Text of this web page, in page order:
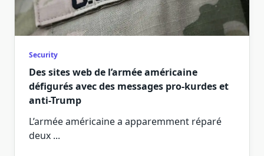
Security
Des sites web de l’armée américaine
défigurés avec des messages pro-kurdes et
anti-Trump
L’armée américaine a apparemment réparé
deux ...